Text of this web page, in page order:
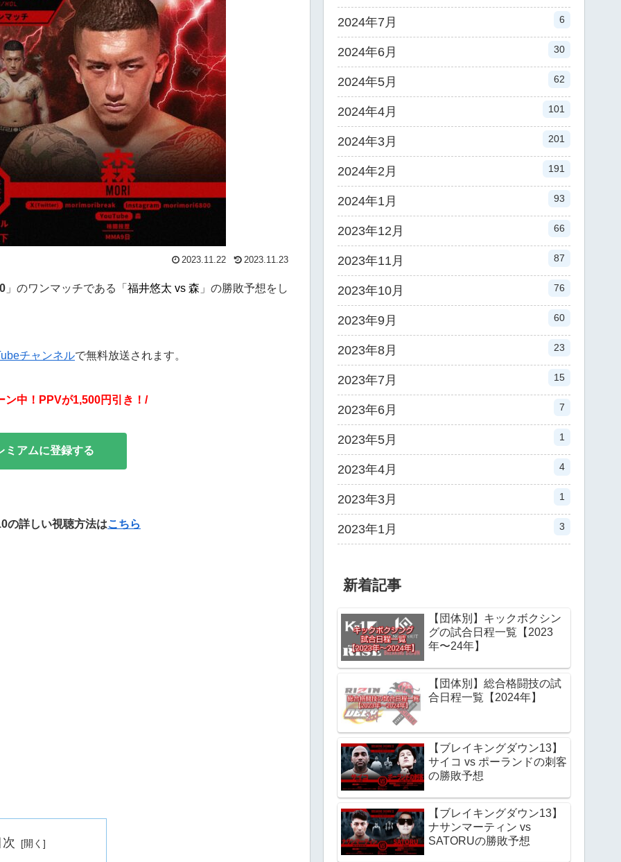
2023.11.22 2023.11.23
」のワンマッチである「 福井悠太 vs 森 」の勝敗予想をし
チャンネルで無料放送されます。
ン中！PPVが1,500円引き！/
ミアムに登録する
の詳しい視聴方法はこちら
次
2024年7月 6
2024年6月 30
2024年5月 62
2024年4月 101
2024年3月 201
2024年2月 191
2024年1月 93
2023年12月 66
2023年11月 87
2023年10月 76
2023年9月 60
2023年8月 23
2023年7月 15
2023年6月 7
2023年5月 1
2023年4月 4
2023年3月 1
2023年1月 3
新着記事
【団体別】キックボクシン
グの試合日程一覧【2023
年〜24年】
【団体別】総合格闘技の試
合日程一覧【2024年】
【ブレイキングダウン13】
サイコ vs ポーランドの刺客
の勝敗予想
【ブレイキングダウン13】
ナサンマーティン vs
SATORUの勝敗予想